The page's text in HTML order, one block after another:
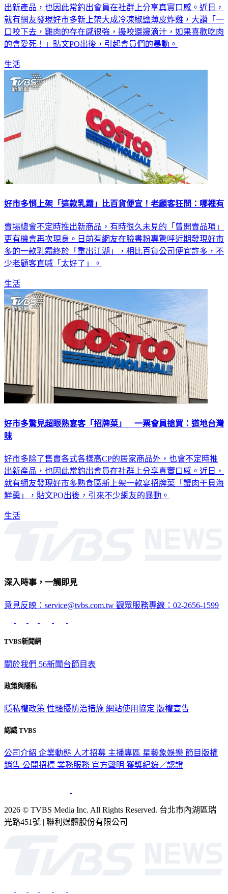
出新產品，也因此常釣出會員在社群上分享真實口感。近日，
就有網友發現好市多新上架大成冷凍椒鹽薄皮炸雞，大讚「一
口咬下去，雞肉的存在感很強，邊咬還邊滴汁，如果喜歡吃肉
的會愛死！」貼文PO出後，引起會員們的暴動。
生活
好市多悄上架「這款乳霜」比百貨便宜！老顧客狂問：哪裡有
賣場總會不定時推出新商品，有時很久未見的「曾開賣品項」
更有機會再次現身。日前有網友在臉書粉專驚呼近期發現好市
多的一款乳霜終於「重出江湖」，相比百貨公司便宜許多，不
少老顧客直喊「太好了」。
生活
好市多驚見超眼熟宴客「招牌菜」 一票會員搶買：道地台灣
味
好市多除了售賣各式各樣高CP的居家商品外，也會不定時推
出新產品，也因此常釣出會員在社群上分享真實口感。近日，
就有網友發現好市多熟食區新上架一款宴招牌菜「蟹肉干貝海
鮮羹」，貼文PO出後，引來不少網友的暴動。
生活
深入時事，一觸即見
意見反映：service@tvbs.com.tw 觀眾服務專線：02-2656-1599
TVBS新聞網
關於我們 56新聞台節目表
政策與隱私
隱私權政策 性騷擾防治措施 網站使用協定 版權宣告
認識 TVBS
公司介紹 企業動態 人才招募 主播專區 星藝象娛樂 節目版權
銷售 公開招標 業務服務 官方聲明 獲獎紀錄／認證
2026 © TVBS Media Inc. All Rights Reserved. 台北市內湖區瑞
光路451號 | 聯利媒體股份有限公司